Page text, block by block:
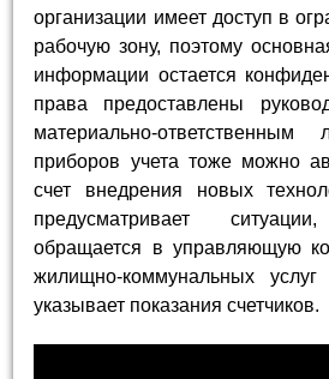
организации имеет доступ в
рабочую зону, поэтому
информации остается
права предоставлены
материально-
приборов учета тоже можно
счет внедрения новых
предусматривает
обращается в управляющую
жилищно-коммунальных услуг
указывает показания счетчиков.